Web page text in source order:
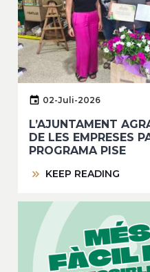
02-Juli-2026
L’AJUNTAMENT
DE LES EMPRESES
PROGRAMA PISE
KEEP READING